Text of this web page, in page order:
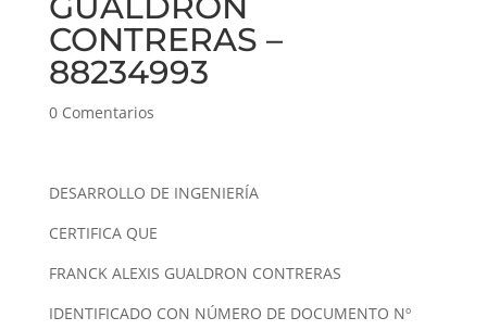
CONTRERAS –
88234993
0 Comentarios
DESARROLLO DE INGENIERÍA
CERTIFICA QUE
FRANCK ALEXIS GUALDRON CONTRERAS
IDENTIFICADO CON NÚMERO DE DOCUMENTO Nº